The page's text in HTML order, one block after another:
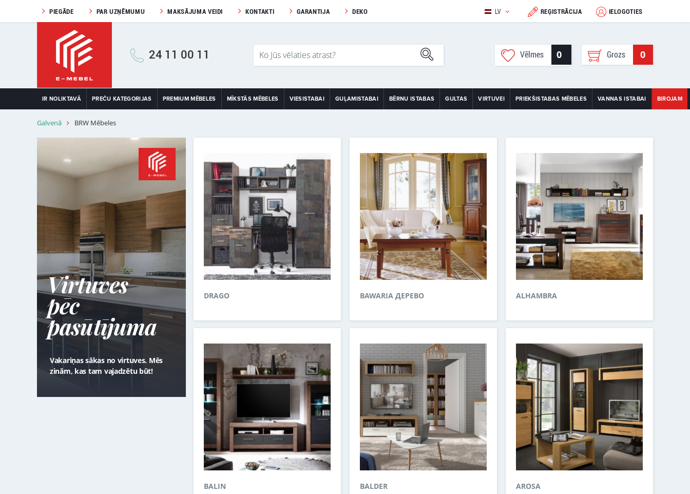
PIEGĀDE PAR UZŅĒMUMU MAKSĀJUMA VEIDI KONTAKTI GARANTIJA DEKO LV REĢISTRĀCIJA IELOGOTIES
24 11 00 11 Vēlmes 0 Grozs 0
IR NOLIKTAVĀ PREČU KATEGORIJAS PREMIUM MĒBELES MĪKSTĀS MĒBELES VIESISTABAI GUĻAMISTABAI BĒRNU ISTABAS GULTAS VIRTUVEI PRIEKŠISTABAS MĒBELES VANNAS ISTABAI BIROJAM
Galvenā BRW Mēbeles
Virtuves
pēc
pasūtījuma
Vakariņas sākas no virtuves. Mēs
zinām, kas tam vajadzētu būt!
DRAGO BAWARIA ДЕРЕВО ALHAMBRA
BALIN BALDER AROSA